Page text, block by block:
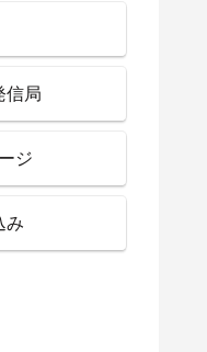
信局
ジ
み